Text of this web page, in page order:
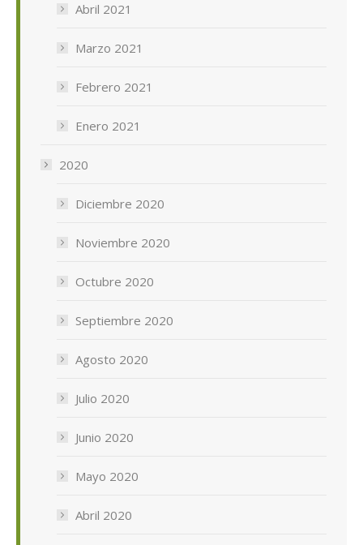
Abril 2021
Marzo 2021
Febrero 2021
Enero 2021
2020
Diciembre 2020
Noviembre 2020
Octubre 2020
Septiembre 2020
Agosto 2020
Julio 2020
Junio 2020
Mayo 2020
Abril 2020